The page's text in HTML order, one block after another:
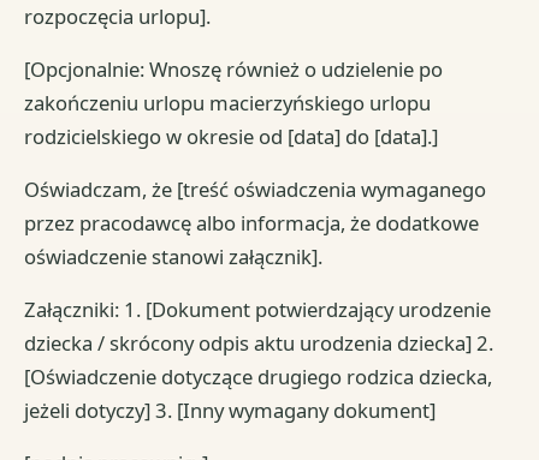
rozpoczęcia urlopu].
[Opcjonalnie: Wnoszę również o udzielenie po
zakończeniu urlopu macierzyńskiego urlopu
rodzicielskiego w okresie od [data] do [data].]
Oświadczam, że [treść oświadczenia wymaganego
przez pracodawcę albo informacja, że dodatkowe
oświadczenie stanowi załącznik].
Załączniki: 1. [Dokument potwierdzający urodzenie
dziecka / skrócony odpis aktu urodzenia dziecka] 2.
[Oświadczenie dotyczące drugiego rodzica dziecka,
jeżeli dotyczy] 3. [Inny wymagany dokument]